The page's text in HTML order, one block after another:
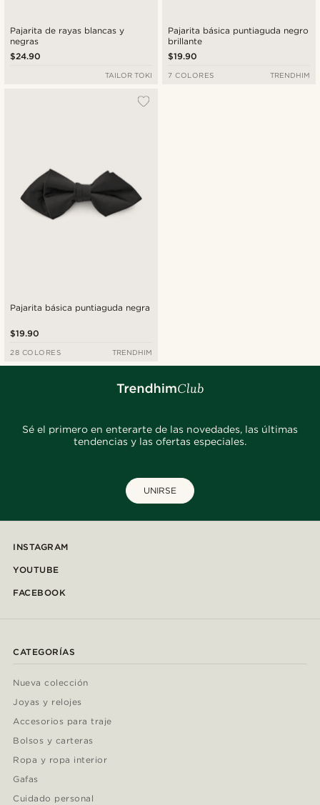
Pajarita de rayas blancas y
negras
$24.90
TAILOR TOKI
Pajarita básica puntiaguda negro
brillante
$19.90
7 COLORES TRENDHIM
Pajarita básica puntiaguda negra
$19.90
28 COLORES TRENDHIM
Sé el primero en enterarte de las novedades, las últimas
tendencias y las ofertas especiales.
UNIRSE
INSTAGRAM
YOUTUBE
FACEBOOK
CATEGORÍAS
Nueva colección
Joyas y relojes
Accesorios para traje
Bolsos y carteras
Ropa y ropa interior
Gafas
Cuidado personal